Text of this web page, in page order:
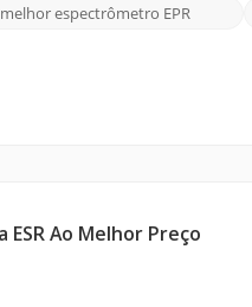
melhor espectrômetro EPR
Ao Melhor Preço